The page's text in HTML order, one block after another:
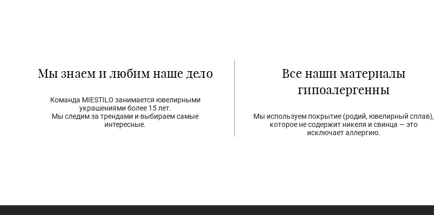
Мы знаем и любим наше дело
Команда MIESTILO занимается ювелирными
украшениями более 15 лет.
Мы следим за трендами и выбираем самые
интересные.
Все наши материалы
гипоалергенны
Мы используем покрытие (родий, ювелирный сплав),
которое не содержит никеля и свинца — это
исключает аллергию.